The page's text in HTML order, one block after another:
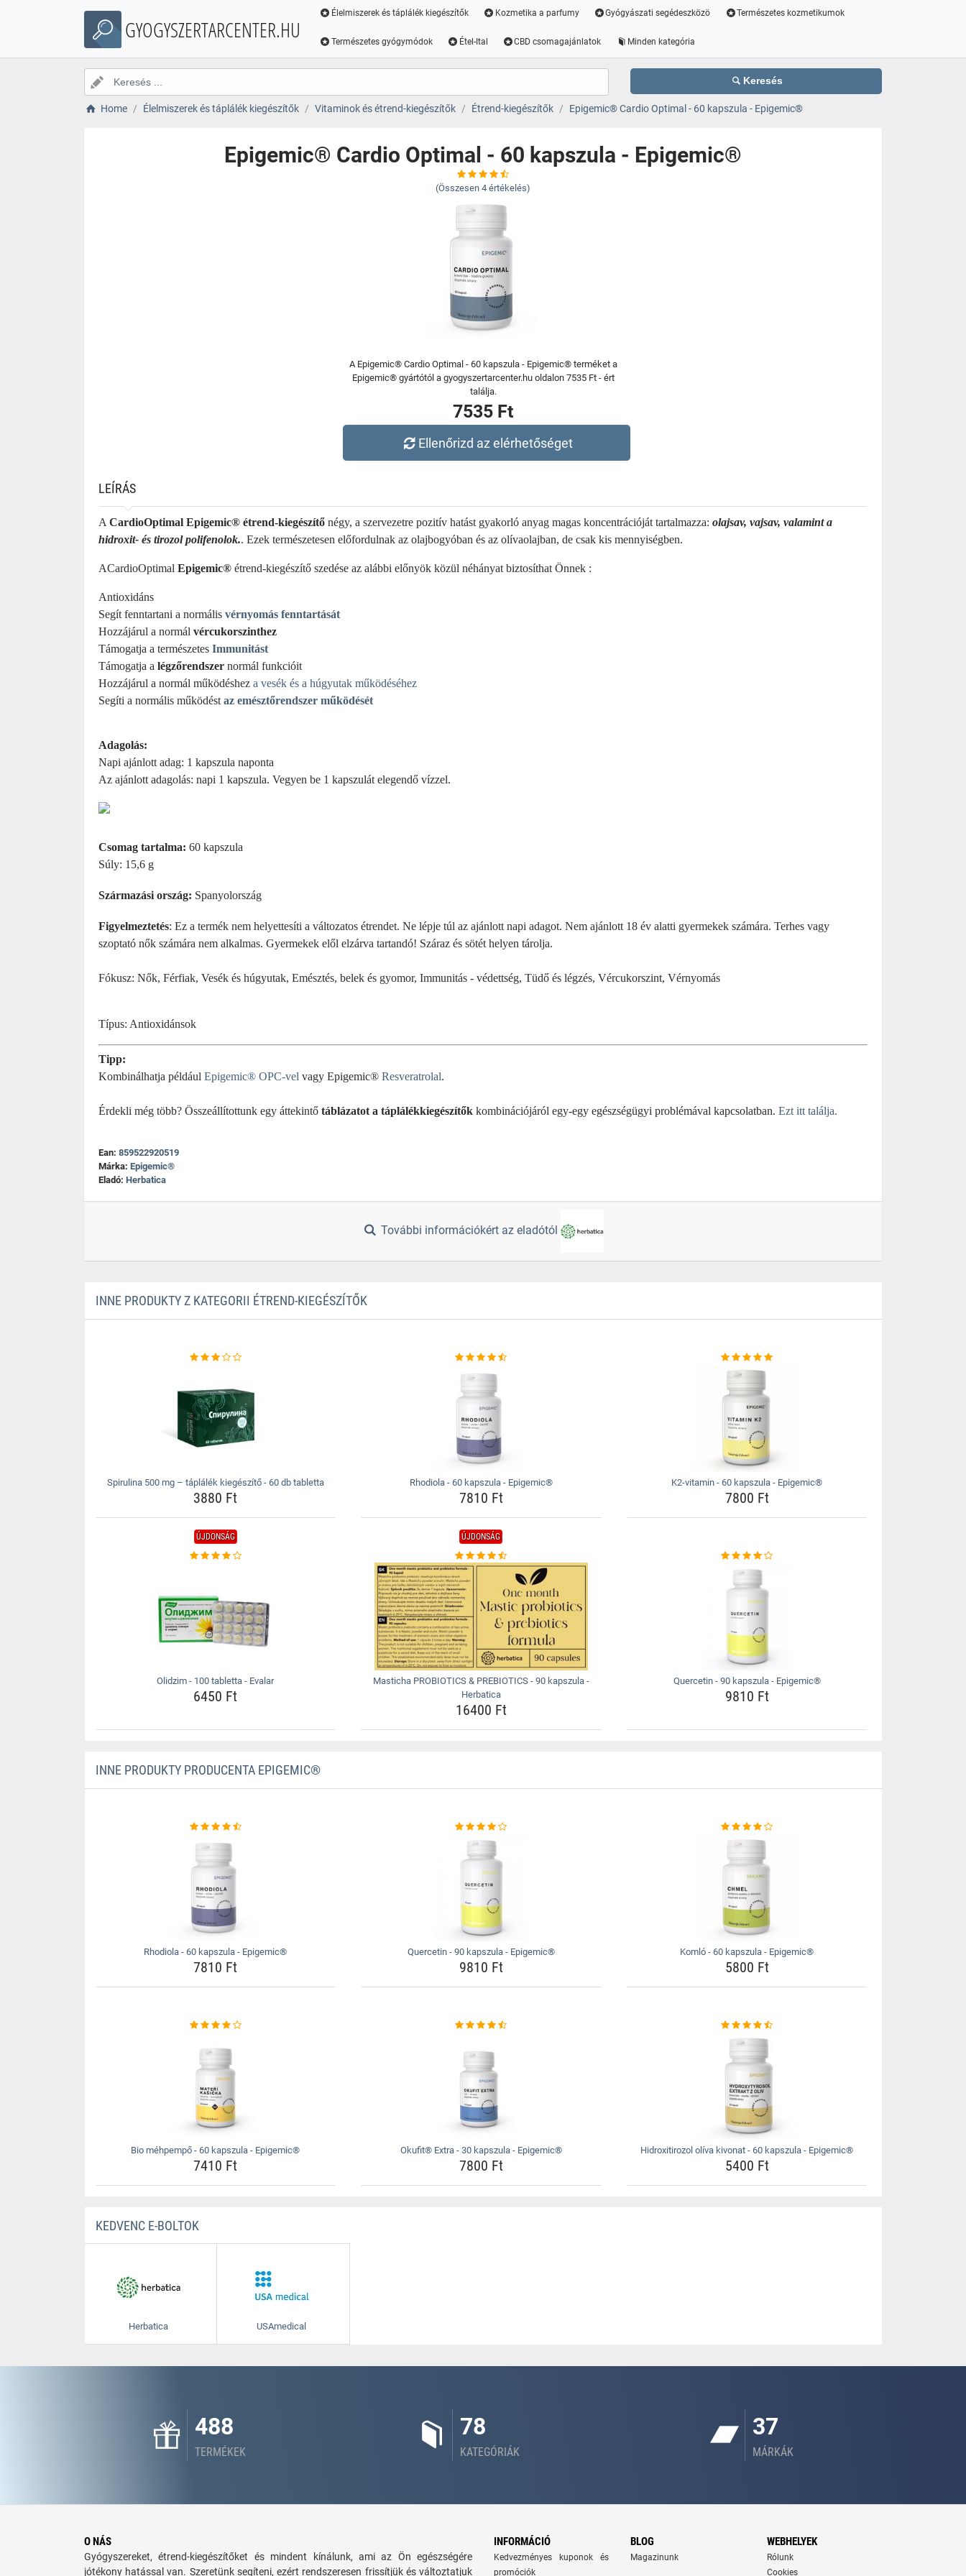
GYOGYSZERTARCENTER.HU
Élelmiszerek és táplálék kiegészítők Kozmetika a parfumy Gyógyászati segédeszközö Természetes kozmetikumok
Természetes gyógymódok Étel-Ital CBD csomagajánlatok Minden kategória
Keresés
Home Élelmiszerek és táplálék kiegészítők Vitaminok és étrend-kiegészítők Étrend-kiegészítők Epigemic® Cardio Optimal - 60 kapszula - Epigemic®
Epigemic® Cardio Optimal - 60 kapszula - Epigemic®
(Összesen 4 értékelés)
A Epigemic® Cardio Optimal - 60 kapszula - Epigemic® terméket a
Epigemic® gyártótól a gyogyszertarcenter.hu oldalon 7535 Ft - ért
találja.
7535 Ft
Ellenőrizd az elérhetőséget
LEÍRÁS
A CardioOptimal Epigemic® étrend-kiegészítő négy, a szervezetre pozitív hatást gyakorló anyag magas koncentrációját tartalmazza: olajsav, vajsav, valamint a
hidroxit- és tirozol polifenolok.. Ezek természetesen előfordulnak az olajbogyóban és az olívaolajban, de csak kis mennyiségben.
ACardioOptimal Epigemic® étrend-kiegészítő szedése az alábbi előnyök közül néhányat biztosíthat Önnek :
Antioxidáns
Segít fenntartani a normális vérnyomás fenntartását
Hozzájárul a normál vércukorszinthez
Támogatja a természetes Immunitást
Támogatja a légzőrendszer normál funkcióit
Hozzájárul a normál működéshez a vesék és a húgyutak működéséhez
Segíti a normális működést az emésztőrendszer működését
Adagolás:
Napi ajánlott adag: 1 kapszula naponta
Az ajánlott adagolás: napi 1 kapszula. Vegyen be 1 kapszulát elegendő vízzel.
Csomag tartalma: 60 kapszula
Súly: 15,6 g
Származási ország: Spanyolország
Figyelmeztetés: Ez a termék nem helyettesíti a változatos étrendet. Ne lépje túl az ajánlott napi adagot. Nem ajánlott 18 év alatti gyermekek számára. Terhes vagy
szoptató nők számára nem alkalmas. Gyermekek elől elzárva tartandó! Száraz és sötét helyen tárolja.
Fókusz: Nők, Férfiak, Vesék és húgyutak, Emésztés, belek és gyomor, Immunitás - védettség, Tüdő és légzés, Vércukorszint, Vérnyomás
Típus: Antioxidánsok
Tipp:
Kombinálhatja például Epigemic® OPC-vel vagy Epigemic® Resveratrolal.
Érdekli még több? Összeállítottunk egy áttekintő táblázatot a táplálékkiegészítők kombinációjáról egy-egy egészségügyi problémával kapcsolatban. Ezt itt találja.
Ean: 859522920519
Márka: Epigemic®
Eladó: Herbatica
További információkért az eladótól
INNE PRODUKTY Z KATEGORII ÉTREND-KIEGÉSZÍTŐK
Spirulina 500 mg – táplálék kiegészítő - 60 db tabletta
3880 Ft
Rhodiola - 60 kapszula - Epigemic®
7810 Ft
K2-vitamin - 60 kapszula - Epigemic®
7800 Ft
ÚJDONSÁG
Olidzim - 100 tabletta - Evalar
6450 Ft
ÚJDONSÁG
Masticha PROBIOTICS & PREBIOTICS - 90 kapszula -
Herbatica
16400 Ft
Quercetin - 90 kapszula - Epigemic®
9810 Ft
INNE PRODUKTY PRODUCENTA EPIGEMIC®
Rhodiola - 60 kapszula - Epigemic®
7810 Ft
Quercetin - 90 kapszula - Epigemic®
9810 Ft
Komló - 60 kapszula - Epigemic®
5800 Ft
Bio méhpempő - 60 kapszula - Epigemic®
7410 Ft
Okufit® Extra - 30 kapszula - Epigemic®
7800 Ft
Hidroxitirozol olíva kivonat - 60 kapszula - Epigemic®
5400 Ft
KEDVENC E-BOLTOK
Herbatica USAmedical
488
TERMÉKEK
78
KATEGÓRIÁK
37
MÁRKÁK
O NÁS
Gyógyszereket, étrend-kiegészítőket és mindent kínálunk, ami az Ön egészségére
jótékony hatással van. Szeretünk segíteni, ezért rendszeresen frissítjük és változtatjuk
INFORMÁCIÓ
Kedvezményes kuponok és
promóciók
BLOG
Magazinunk
WEBHELYEK
Rólunk
Cookies